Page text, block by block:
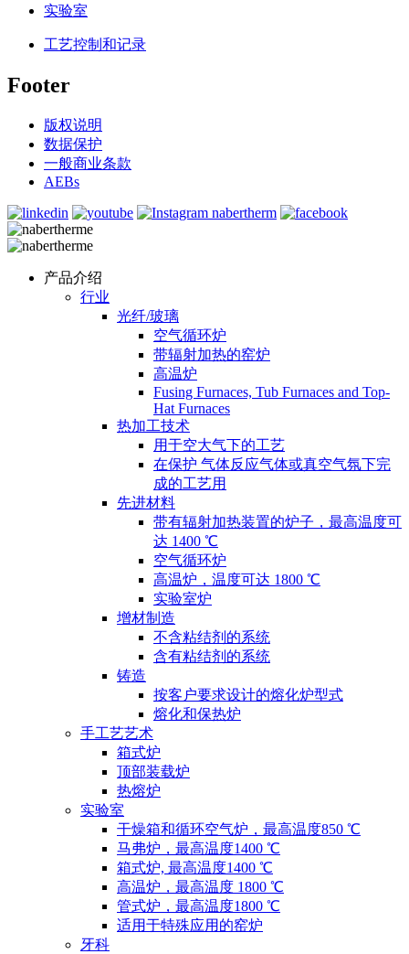
实验室
工艺控制和记录
Footer
版权说明
数据保护
一般商业条款
AEBs
产品介绍
行业
光纤/玻璃
空气循环炉
带辐射加热的窑炉
高温炉
Fusing Furnaces, Tub Furnaces and Top-
Hat Furnaces
热加工技术
用于空大气下的工艺
在保护 气体反应气体或真空气氛下完
成的工艺用
先进材料
带有辐射加热装置的炉子，最高温度可
达 1400 ℃
空气循环炉
高温炉，温度可达 1800 ℃
实验室炉
增材制造
不含粘结剂的系统
含有粘结剂的系统
铸造
按客户要求设计的熔化炉型式
熔化和保热炉
手工艺艺术
箱式炉
顶部装载炉
热熔炉
实验室
干燥箱和循环空气炉，最高温度850 ℃
马弗炉，最高温度1400 ℃
箱式炉, 最高温度1400 ℃
高温炉，最高温度 1800 ℃
管式炉，最高温度1800 ℃
适用于特殊应用的窑炉
牙科